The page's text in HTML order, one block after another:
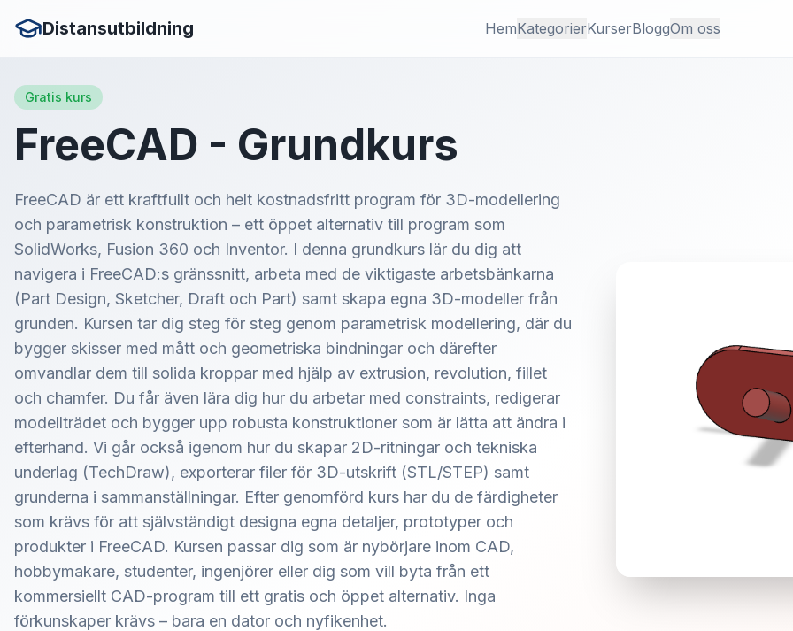
Distansutbildning HemKategorierKurserBloggOm oss
Gratis kurs
FreeCAD - Grundkurs
FreeCAD är ett kraftfullt och helt kostnadsfritt program för 3D-modellering
och parametrisk konstruktion – ett öppet alternativ till program som
SolidWorks, Fusion 360 och Inventor. I denna grundkurs lär du dig att
navigera i FreeCAD:s gränssnitt, arbeta med de viktigaste arbetsbänkarna
(Part Design, Sketcher, Draft och Part) samt skapa egna 3D-modeller från
grunden. Kursen tar dig steg för steg genom parametrisk modellering, där du
bygger skisser med mått och geometriska bindningar och därefter
omvandlar dem till solida kroppar med hjälp av extrusion, revolution, fillet
och chamfer. Du får även lära dig hur du arbetar med constraints, redigerar
modellträdet och bygger upp robusta konstruktioner som är lätta att ändra i
efterhand. Vi går också igenom hur du skapar 2D-ritningar och tekniska
underlag (TechDraw), exporterar filer för 3D-utskrift (STL/STEP) samt
grunderna i sammanställningar. Efter genomförd kurs har du de färdigheter
som krävs för att självständigt designa egna detaljer, prototyper och
produkter i FreeCAD. Kursen passar dig som är nybörjare inom CAD,
hobbymakare, studenter, ingenjörer eller dig som vill byta från ett
kommersiellt CAD-program till ett gratis och öppet alternativ. Inga
förkunskaper krävs – bara en dator och nyfikenhet.